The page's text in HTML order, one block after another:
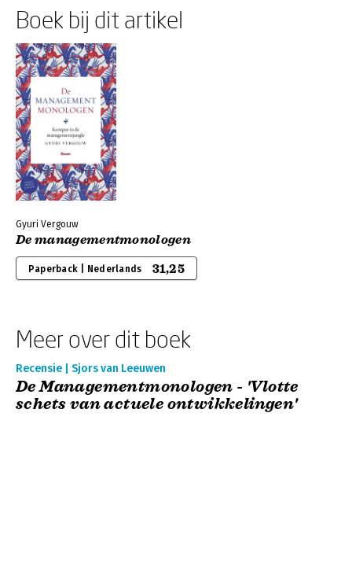
Boek bij dit artikel
Gyuri Vergouw
De managementmonologen
Paperback | Nederlands 31,25
Meer over dit boek
Recensie | Sjors van Leeuwen
De Managementmonologen - 'Vlotte
schets van actuele ontwikkelingen'